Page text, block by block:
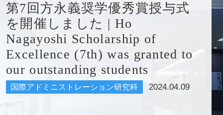
大学
第7回方永義奨学優秀賞授与式
を開催しました | Ho
Nagayoshi Scholarship of
Excellence (7th) was granted to
our outstanding students
国際アドミニストレーション研究科 2024.04.09